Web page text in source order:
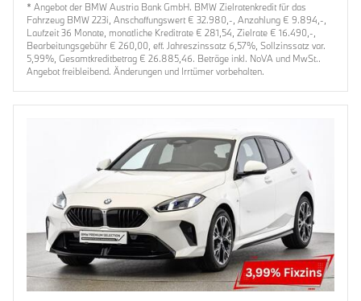
* Angebot der BMW Austria Bank GmbH. BMW Zielratenkredit für das
Fahrzeug BMW 223i, Anschaffungswert € 32.980,-, Anzahlung € 9.894,-,
Laufzeit 36 Monate, monatliche Kreditrate € 281,54, Zielrate € 16.490,-,
Bearbeitungsgebühr € 260,00, eff. Jahreszinssatz 6,57%, Sollzinssatz var.
5,99%, Gesamtkreditbetrag € 26.885,46. Beträge inkl. NoVA und MwSt..
Angebot freibleibend. Änderungen und Irrtümer vorbehalten.